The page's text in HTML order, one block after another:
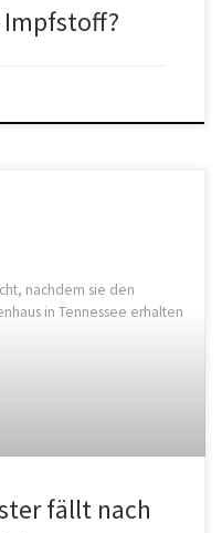
nachdem sie den
in Tennessee erhalten
fällt nach